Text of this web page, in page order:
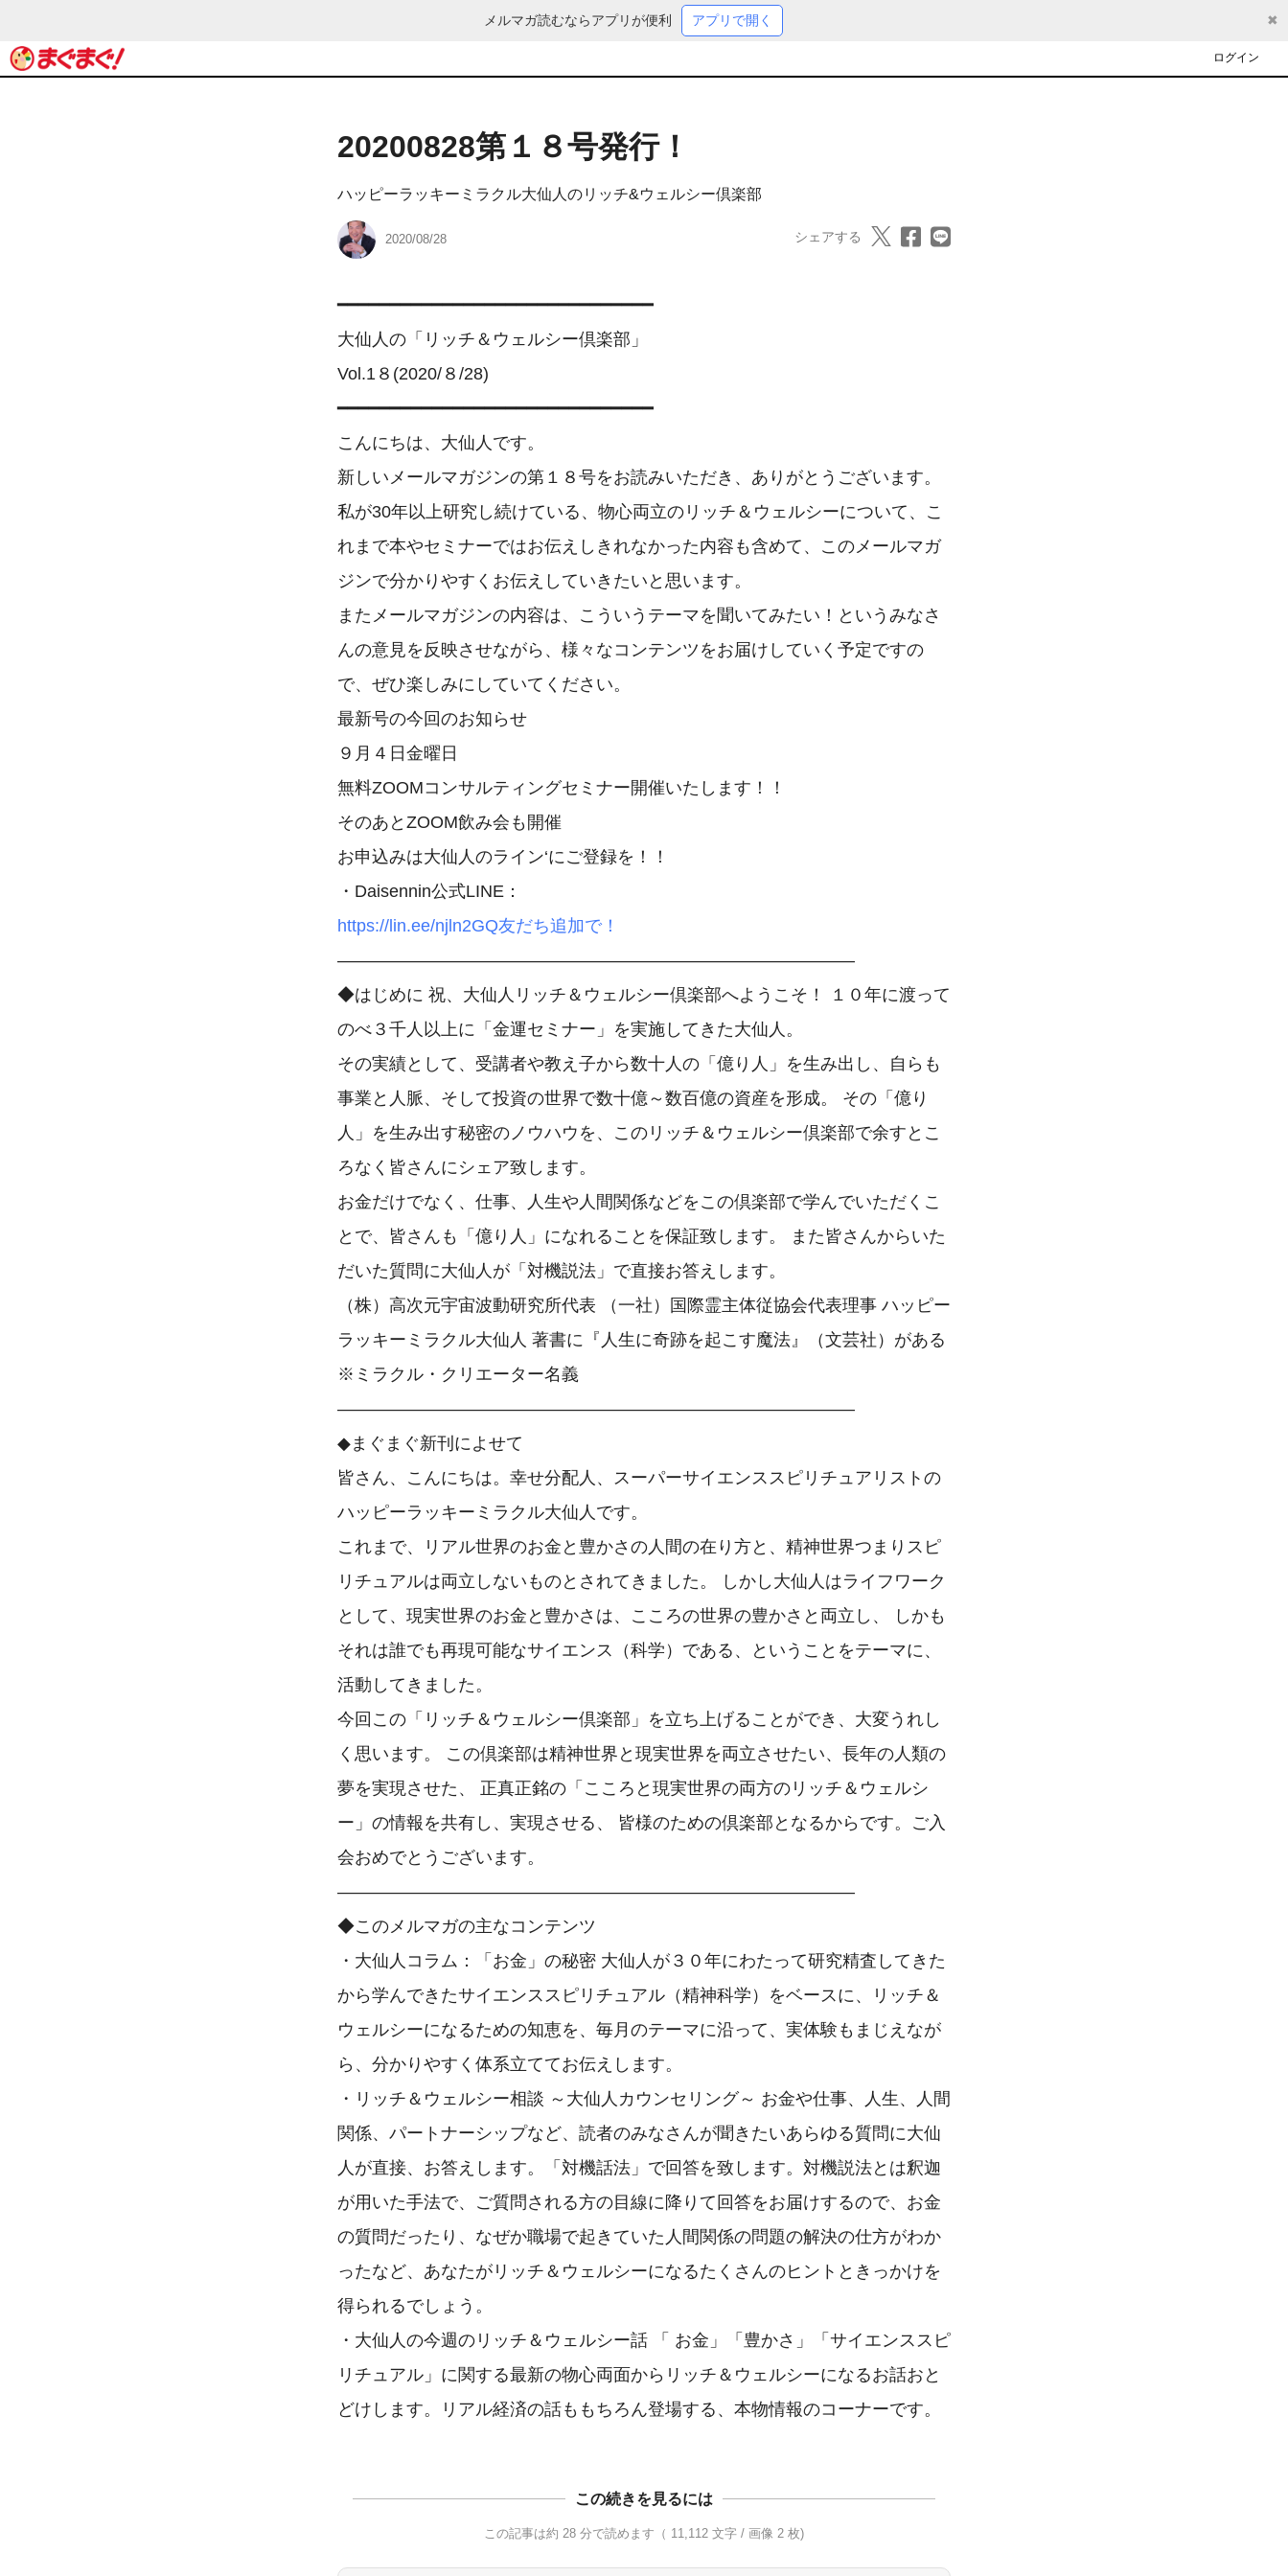
メルマガ読むならアプリが便利 アプリで開く ✖
ログイン
20200828第１８号発行！
ハッピーラッキーミラクル大仙人のリッチ&ウェルシー倶楽部
2020/08/28 シェアする
━━━━━━━━━━━━━━━━━━━━━━━━━━━━━━
大仙人の「リッチ＆ウェルシー倶楽部」
Vol.1８(2020/８/28)
━━━━━━━━━━━━━━━━━━━━━━━━━━━━━━
こんにちは、大仙人です。
新しいメールマガジンの第１８号をお読みいただき、ありがとうございます。
私が30年以上研究し続けている、物心両立のリッチ＆ウェルシーについて、こ
れまで本やセミナーではお伝えしきれなかった内容も含めて、このメールマガ
ジンで分かりやすくお伝えしていきたいと思います。
またメールマガジンの内容は、こういうテーマを聞いてみたい！というみなさ
んの意見を反映させながら、様々なコンテンツをお届けしていく予定ですの
で、ぜひ楽しみにしていてください。
最新号の今回のお知らせ
９月４日金曜日
無料ZOOMコンサルティングセミナー開催いたします！！
そのあとZOOM飲み会も開催
お申込みは大仙人のライン‘にご登録を！！
https://lin.ee/njln2GQ友だち追加で！
――――――――――――――――――――――――――――――
◆はじめに 祝、大仙人リッチ＆ウェルシー倶楽部へようこそ！ １０年に渡って
のべ３千人以上に「金運セミナー」を実施してきた大仙人。
その実績として、受講者や教え子から数十人の「億り人」を生み出し、自らも
事業と人脈、そして投資の世界で数十億～数百億の資産を形成。 その「億り
人」を生み出す秘密のノウハウを、このリッチ＆ウェルシー倶楽部で余すとこ
ろなく皆さんにシェア致します。
お金だけでなく、仕事、人生や人間関係などをこの倶楽部で学んでいただくこ
とで、皆さんも「億り人」になれることを保証致します。 また皆さんからいた
だいた質問に大仙人が「対機説法」で直接お答えします。
（株）高次元宇宙波動研究所代表 （一社）国際霊主体従協会代表理事 ハッピー
ラッキーミラクル大仙人 著書に『人生に奇跡を起こす魔法』（文芸社）がある
※ミラクル・クリエーター名義
――――――――――――――――――――――――――――――
◆まぐまぐ新刊によせて
皆さん、こんにちは。幸せ分配人、スーパーサイエンススピリチュアリストの
ハッピーラッキーミラクル大仙人です。
これまで、リアル世界のお金と豊かさの人間の在り方と、精神世界つまりスピ
リチュアルは両立しないものとされてきました。 しかし大仙人はライフワーク
として、現実世界のお金と豊かさは、こころの世界の豊かさと両立し、 しかも
それは誰でも再現可能なサイエンス（科学）である、ということをテーマに、
活動してきました。
今回この「リッチ＆ウェルシー倶楽部」を立ち上げることができ、大変うれし
く思います。 この倶楽部は精神世界と現実世界を両立させたい、長年の人類の
夢を実現させた、 正真正銘の「こころと現実世界の両方のリッチ＆ウェルシ
ー」の情報を共有し、実現させる、 皆様のための倶楽部となるからです。ご入
会おめでとうございます。
――――――――――――――――――――――――――――――
◆このメルマガの主なコンテンツ
・大仙人コラム：「お金」の秘密 大仙人が３０年にわたって研究精査してきた
から学んできたサイエンススピリチュアル（精神科学）をベースに、リッチ＆
ウェルシーになるための知恵を、毎月のテーマに沿って、実体験もまじえなが
ら、分かりやすく体系立ててお伝えします。
・リッチ＆ウェルシー相談 ～大仙人カウンセリング～ お金や仕事、人生、人間
関係、パートナーシップなど、読者のみなさんが聞きたいあらゆる質問に大仙
人が直接、お答えします。「対機話法」で回答を致します。対機説法とは釈迦
が用いた手法で、ご質問される方の目線に降りて回答をお届けするので、お金
の質問だったり、なぜか職場で起きていた人間関係の問題の解決の仕方がわか
ったなど、あなたがリッチ＆ウェルシーになるたくさんのヒントときっかけを
得られるでしょう。
・大仙人の今週のリッチ＆ウェルシー話 「 お金」「豊かさ」「サイエンススピ
リチュアル」に関する最新の物心両面からリッチ＆ウェルシーになるお話おと
どけします。リアル経済の話ももちろん登場する、本物情報のコーナーです。
この続きを見るには
この記事は約 28 分で読めます（ 11,112 文字 / 画像 2 枚)